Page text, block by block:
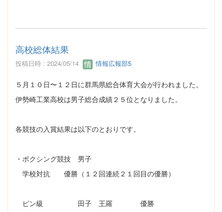
高校総体結果
投稿日時 : 2024/05/14 情報広報部5
５月１０日〜１２日に群馬県総合体育大会が行われました。
伊勢崎工業高校は男子総合成績２５位となりました。
各競技の入賞結果は以下のとおりです。
・ボクシング競技 男子
学校対抗 優勝（１２回連続２１回目の優勝）
ピン級 田子 王羅 優勝